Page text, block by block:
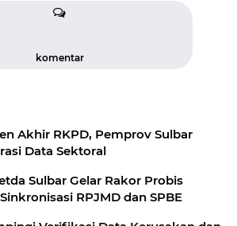
komentar
Akhir RKPD, Pemprov Sulbar
Data Sektoral
Sulbar Gelar Rakor Probis
RPJMD dan SPBE